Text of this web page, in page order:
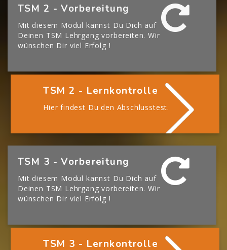
TSM 2 - Vorbereitung
Mit diesem Modul kannst Du Dich auf
Deinen TSM Lehrgang vorbereiten. Wir
wünschen Dir viel Erfolg !
TSM 2 - Lernkontrolle
Hier findest Du den Abschlusstest.
[Cocoon] Boxes überspringen
TSM 3 - Vorbereitung
Mit diesem Modul kannst Du Dich auf
Deinen TSM Lehrgang vorbereiten. Wir
wünschen Dir viel Erfolg !
TSM 3 - Lernkontrolle